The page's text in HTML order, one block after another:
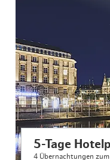
5-Tage
4 Übernachtungen